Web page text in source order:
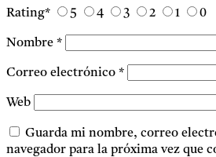
Rating* 5 4 3 2 1 0
Nombre *
Correo electrónico *
Web
Guarda mi nombre, correo
navegador para la próxima vez que